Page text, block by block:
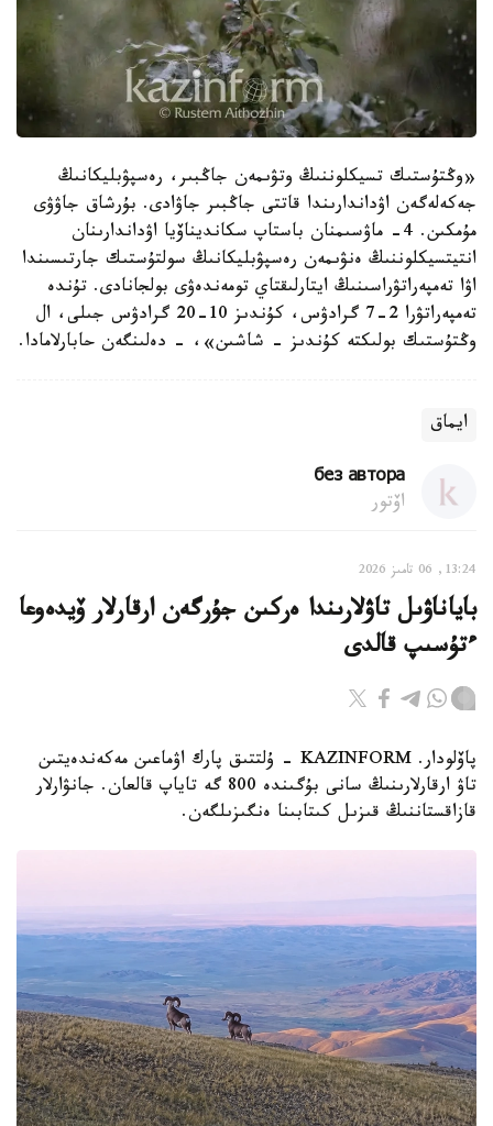
«وڭتۇستىك تسيكلوننىڭ وتۋىمەن جاڭبىر، رەسپۋبليكانىڭ
جەكەلەگەن اۋداندارىندا قاتتى جاڭبىر جاۋادى. بۇرشاق جاۋۋى
مۇمكىن. 4- ماۋسىمنان باستاپ سكانديناۆيا اۋداندارىنان
انتيتسيكلوننىڭ ەنۋىمەن رەسپۋبليكانىڭ سولتۇستىك جارتىسىندا
اۋا تەمپەراتۋراسىنىڭ ايتارلىقتاي تومەندەۋى بولجانادى. تۇندە
تەمپەراتۋرا 2-7 گرادۋس، كۇندىز 10-20 گرادۋس جىلى، ال
وڭتۇستىك بولىكتە كۇندىز - شاشىن»، - دەلىنگەن حابارلامادا.
ايماق
без автора
اۆتور
13:24, 06 تامىز 2026
باياناۋىل تاۋلارىندا ەركىن جۇرگەن ارقارلار ۆيدەوعا
ءتۇسىپ قالدى
پاۆلودار. KAZINFORM - ۇلتتىق پارك اۋماعىن مەكەندەيتىن
تاۋ ارقارلارىنىڭ سانى بۇگىندە 800 گە تاياپ قالعان. جانۋارلار
قازاقستاننىڭ قىزىل كىتابىنا ەنگىزىلگەن.